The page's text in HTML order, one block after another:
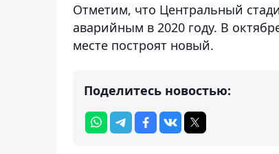
Отметим, что Центральный
аварийным в 2020 году. В
месте построят новый.
Поделитесь новостью: